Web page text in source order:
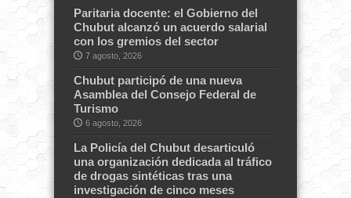
Paritaria docente: el Gobierno del
Chubut alcanzó un acuerdo salarial
con los gremios del sector
7 agosto, 2026
Chubut participó de una nueva
Asamblea del Consejo Federal de
Turismo
6 agosto, 2026
La Policía del Chubut desarticuló
una organización dedicada al tráfico
de drogas sintéticas tras una
investigación de cinco meses